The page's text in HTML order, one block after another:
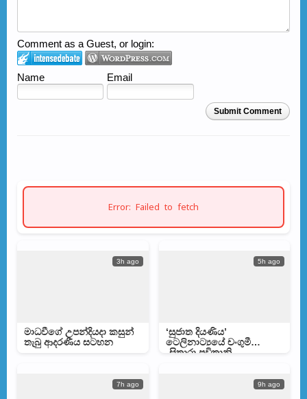
Comment as a Guest, or login:
Name Email
Submit Comment
Error: Failed to fetch
3h ago
මාධවීගේ උපන්දියදා කසුන්
තැබු ආදරණීය සටහන
5h ago
‘සුජාත දියණිය’
ටෙලිනාට්‍යයේ චංගුමී
-සිතාරා පවිත්‍රානි
7h ago 9h ago